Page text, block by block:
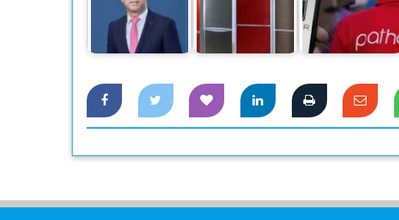
‘সিটি ব্যাংকের নিট
মুনাফা ১ হাজার ১৪
কোটি টাকা’
দেশি ফ্রিজে স্বপ্নপূরণ
৪০ হাজার কোটি টাকা
পাচারের অভিযোগে
উবার-পাঠাওকে নোটিশ